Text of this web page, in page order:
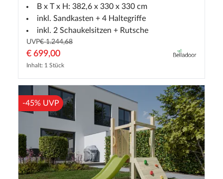
B x T x H: 382,6 x 330 x 330 cm
inkl. Sandkasten + 4 Haltegriffe
inkl. 2 Schaukelsitzen + Rutsche
UVP€ 1.244,68
€ 699,00
Inhalt: 1 Stück
-45% UVP